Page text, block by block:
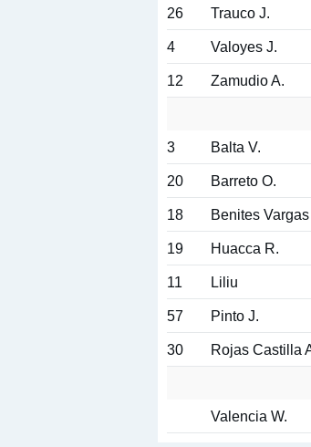
26 Trauco J.
4 Valoyes J.
12 Zamudio A.
3
Balta V.
20 Barreto O.
18 Benites
19 Huacca R.
11 Liliu
57 Pinto J.
30 Rojas Castilla
Valencia W.